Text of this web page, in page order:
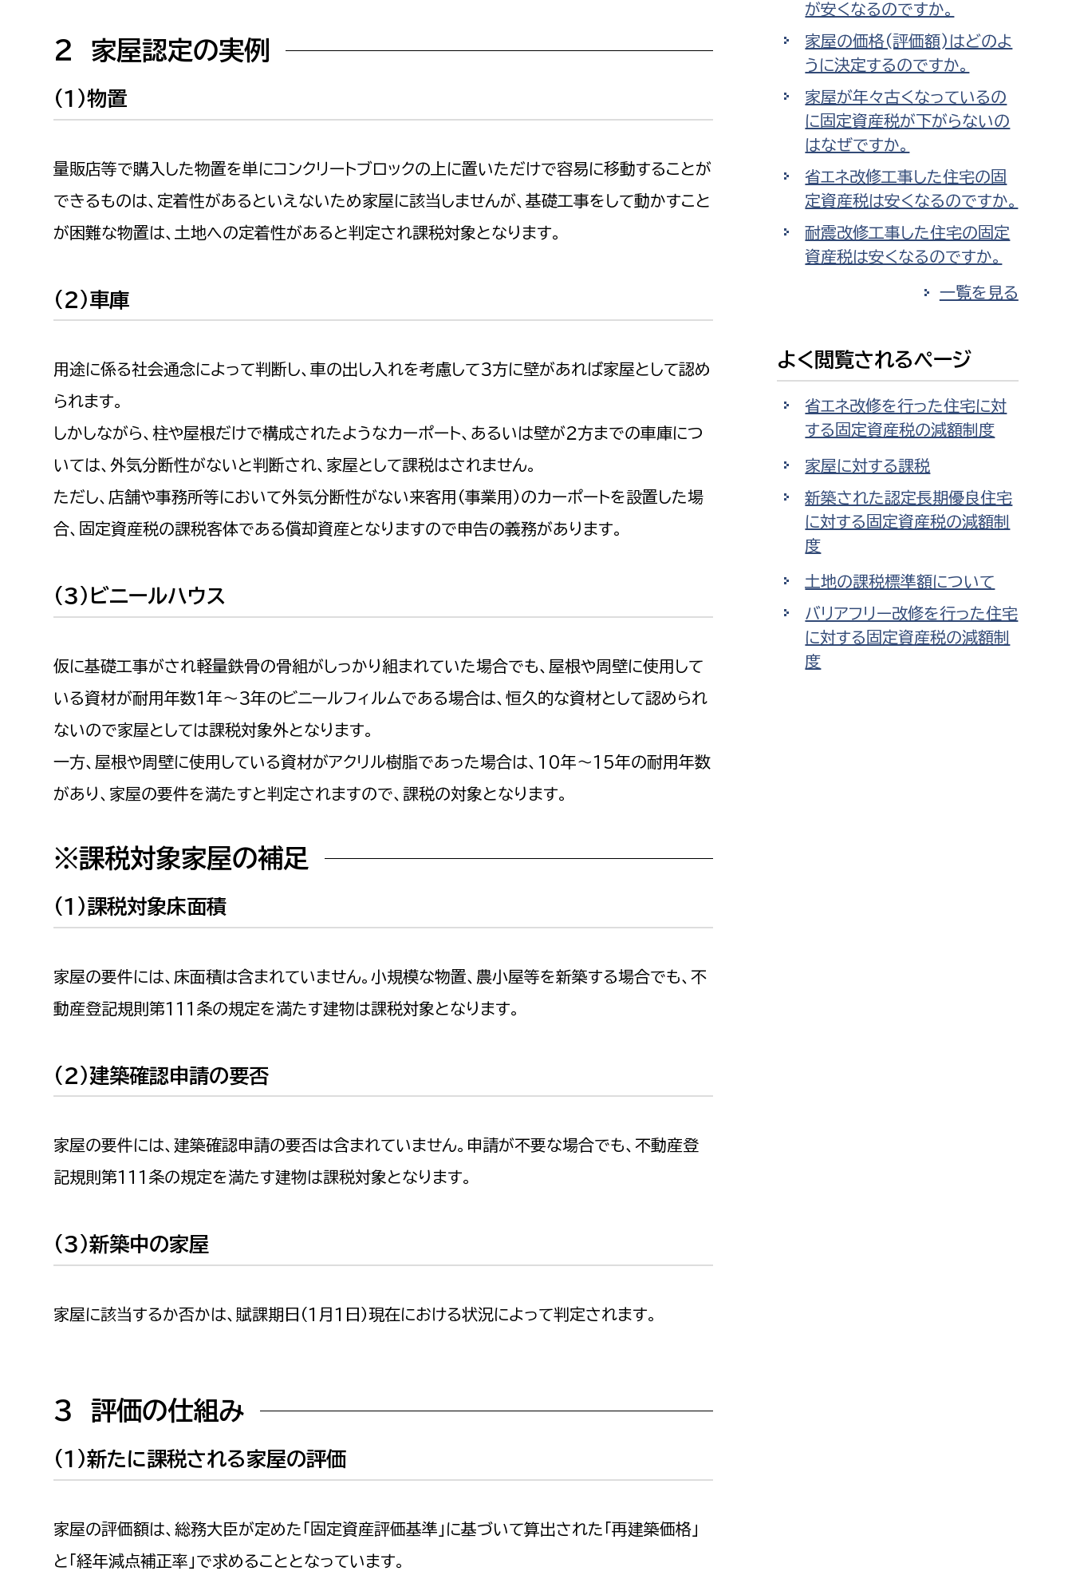
浄水管理課
農業委員会事務局
２ 家屋認定の実例
（１）物置
量販店等で購入した物置を単にコンクリートブロックの上に置いただけで容易に移動することが
できるものは、定着性があるといえないため家屋に該当しませんが、基礎工事をして動かすこと
が困難な物置は、土地への定着性があると判定され課税対象となります。
（２）車庫
用途に係る社会通念によって判断し、車の出し入れを考慮して３方に壁があれば家屋として認め
られます。
しかしながら、柱や屋根だけで構成されたようなカーポート、あるいは壁が２方までの車庫につ
いては、外気分断性がないと判断され、家屋として課税はされません。
ただし、店舗や事務所等において外気分断性がない来客用（事業用）のカーポートを設置した場
合、固定資産税の課税客体である償却資産となりますので申告の義務があります。
（３）ビニールハウス
仮に基礎工事がされ軽量鉄骨の骨組がしっかり組まれていた場合でも、屋根や周壁に使用して
いる資材が耐用年数１年～３年のビニールフィルムである場合は、恒久的な資材として認められ
ないので家屋としては課税対象外となります。
一方、屋根や周壁に使用している資材がアクリル樹脂であった場合は、10年～15年の耐用年数
があり、家屋の要件を満たすと判定されますので、課税の対象となります。
※課税対象家屋の補足
（１）課税対象床面積
家屋の要件には、床面積は含まれていません。小規模な物置、農小屋等を新築する場合でも、不
動産登記規則第111条の規定を満たす建物は課税対象となります。
（２）建築確認申請の要否
家屋の要件には、建築確認申請の要否は含まれていません。申請が不要な場合でも、不動産登
記規則第111条の規定を満たす建物は課税対象となります。
（３）新築中の家屋
家屋に該当するか否かは、賦課期日（1月1日）現在における状況によって判定されます。​​
３ 評価の仕組み
（１）新たに課税される家屋の評価
家屋の評価額は、総務大臣が定めた「固定資産評価基準」に基づいて算出された「再建築価格」
と「経年減点補正率」で求めることとなっています。
が安くなるのですか。
家屋の価格(評価額)はどのよ
うに決定するのですか。
家屋が年々古くなっているの
に固定資産税が下がらないの
はなぜですか。
省エネ改修工事した住宅の固
定資産税は安くなるのですか。
耐震改修工事した住宅の固定
資産税は安くなるのですか。
一覧を見る
よく閲覧されるページ
省エネ改修を行った住宅に対
する固定資産税の減額制度
家屋に対する課税
新築された認定長期優良住宅
に対する固定資産税の減額制
度
土地の課税標準額について
バリアフリー改修を行った住宅
に対する固定資産税の減額制
度